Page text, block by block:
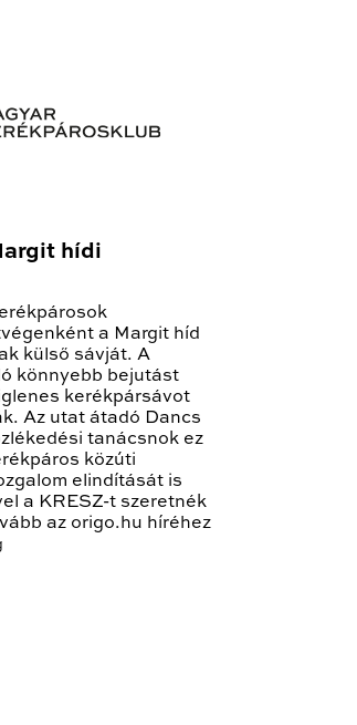
hídi
a Margit híd
külső sávját. A
könnyebb bejutást
kerékpársávot
Az utat átadó Dancs
tanácsnok ez
közúti
elindítását is
a KRESZ-t szeretnék
az origo.hu híréhez